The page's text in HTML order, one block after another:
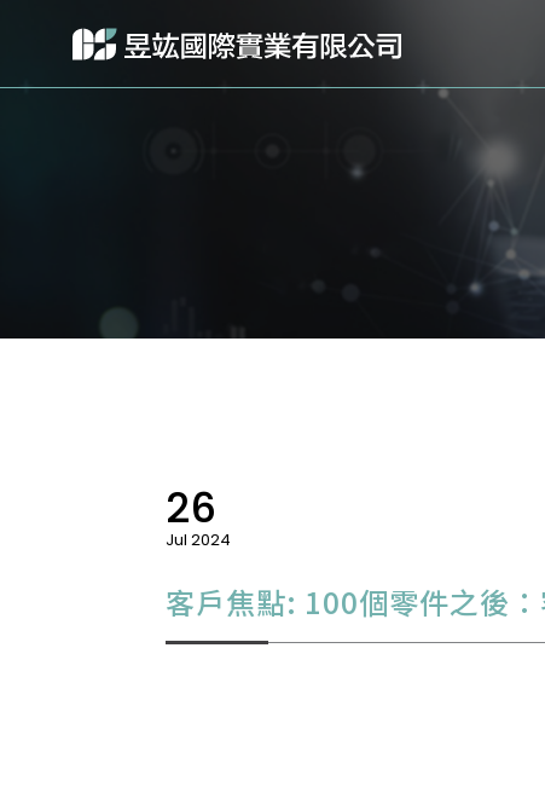
26
Jul 2024
客戶焦點: 100個零件之後